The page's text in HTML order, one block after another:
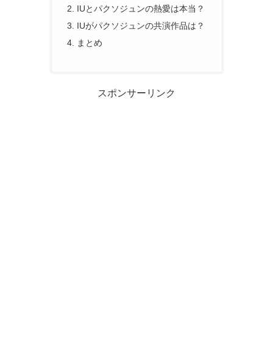
IUとパクソジュンの熱愛は本当？
IUがパクソジュンの共演作品は？
まとめ
スポンサーリンク